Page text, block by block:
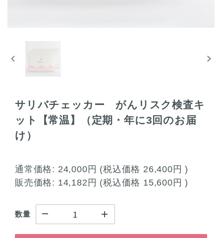
サリバチェッカー がんリスク検査キ
ット【常温】（定期・年に3回のお届
け）
通常価格: 24,000円 (税込価格 26,400円 )
販売価格: 14,182円 (税込価格 15,600円 )
数量